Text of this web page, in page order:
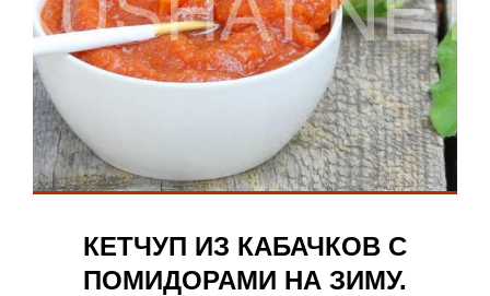
КЕТЧУП ИЗ КАБАЧКОВ С
ПОМИДОРАМИ НА ЗИМУ.